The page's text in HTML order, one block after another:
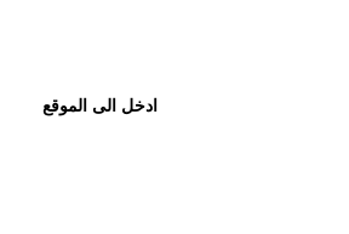
ادخل الى الموقع